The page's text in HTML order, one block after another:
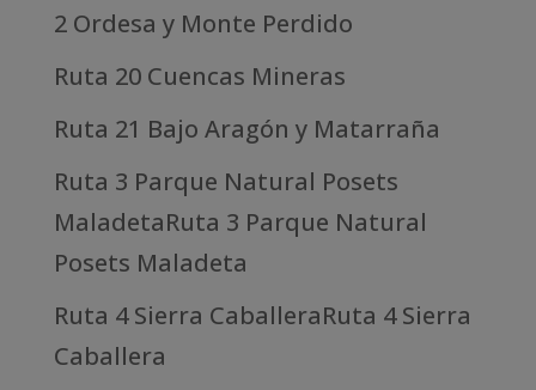
2 Ordesa y Monte Perdido
Ruta 20 Cuencas Mineras
Ruta 21 Bajo Aragón y Matarraña
Ruta 3 Parque Natural Posets
MaladetaRuta 3 Parque Natural
Posets Maladeta
Ruta 4 Sierra CaballeraRuta 4 Sierra
Caballera